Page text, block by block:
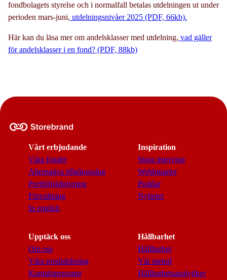
fondbolagets styrelse och i normalfall betalas utdelningen ut under
perioden mars-juni, utdelningsnivåer 2025 (PDF, 66kb).
Här kan du läsa mer om andelsklasser med utdelning, vad gäller
för andelsklasser i en fond? (PDF, 88kb)
Vårt erbjudande
Våra fonder
Alternativa tillgångsslag
Portföljrådgivning
Förvaltning
In english
Inspiration
Stora intervjun
Webbinarier
Poddar
Nyheter
Upptäck oss
Om oss
Våra produktbolag
Kontaktpersoner
Hållbarhet
Hållbarhet
Vår metod
Hållbarhetsanalytiker